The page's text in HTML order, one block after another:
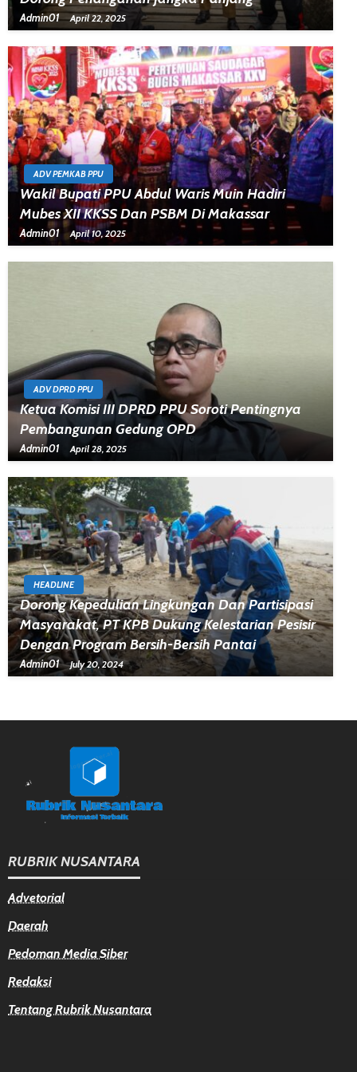
Admin01 April 22, 2025
ADV PEMKAB PPU
Wakil Bupati PPU Abdul Waris Muin Hadiri
Mubes XII KKSS Dan PSBM Di Makassar
Admin01 April 10, 2025
ADV DPRD PPU
Ketua Komisi III DPRD PPU Soroti Pentingnya
Pembangunan Gedung OPD
Admin01 April 28, 2025
HEADLINE
Dorong Kepedulian Lingkungan Dan Partisipasi
Masyarakat, PT KPB Dukung Kelestarian Pesisir
Dengan Program Bersih-Bersih Pantai
Admin01 July 20, 2024
RUBRIK NUSANTARA
Advetorial
Daerah
Pedoman Media Siber
Redaksi
Tentang Rubrik Nusantara